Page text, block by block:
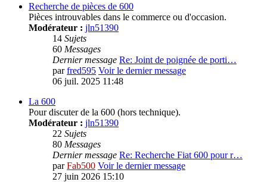
Recherche de pièces de 600
Pièces introuvables dans le commerce ou d'occasion.
Modérateur : jln51390
14 Sujets
60 Messages
Dernier message Re: Joint de poignée de porti…
parfred595 Voir le dernier message
06 juil. 2025 11:48
La 600
Pour discuter de la 600 (hors technique).
Modérateur : jln51390
22 Sujets
80 Messages
Dernier message Re: Recherche Fiat 600 pour r…
parFab500 Voir le dernier message
27 juin 2026 15:10